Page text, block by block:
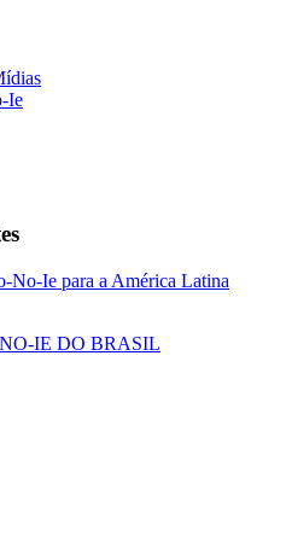
Ie
No-Ie para a América Latina
NO-IE DO BRASIL